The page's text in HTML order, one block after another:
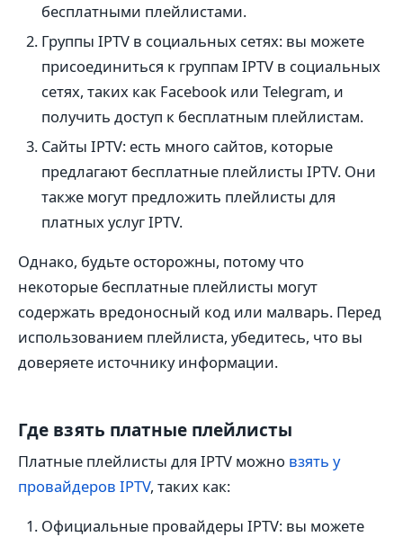
бесплатными плейлистами.
Группы IPTV в социальных сетях: вы можете
присоединиться к группам IPTV в социальных
сетях, таких как Facebook или Telegram, и
получить доступ к бесплатным плейлистам.
Сайты IPTV: есть много сайтов, которые
предлагают бесплатные плейлисты IPTV. Они
также могут предложить плейлисты для
платных услуг IPTV.
Однако, будьте осторожны, потому что
некоторые бесплатные плейлисты могут
содержать вредоносный код или малварь. Перед
использованием плейлиста, убедитесь, что вы
доверяете источнику информации.
Где взять платные плейлисты
Платные плейлисты для IPTV можно взять у
провайдеров IPTV, таких как:
Официальные провайдеры IPTV: вы можете